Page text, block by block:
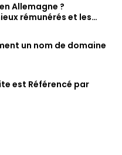
Allemagne ?
rémunérés et les
un nom de domaine
est Référencé par